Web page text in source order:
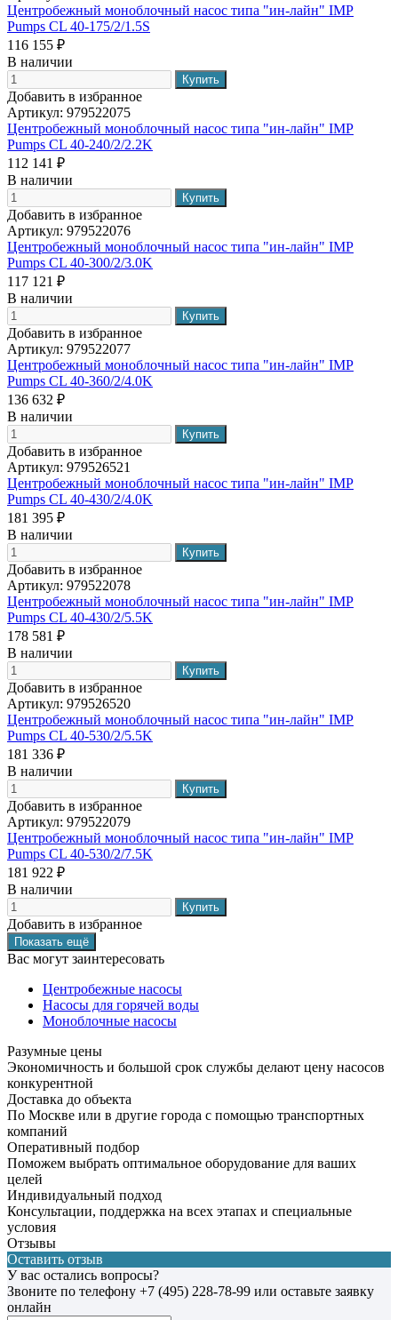
Центробежный моноблочный насос типа "ин-лайн" IMP
Pumps CL 40-175/2/1.5S
116 155 ₽
В наличии
Добавить в избранное
Артикул: 979522075
Центробежный моноблочный насос типа "ин-лайн" IMP
Pumps CL 40-240/2/2.2K
112 141 ₽
В наличии
Добавить в избранное
Артикул: 979522076
Центробежный моноблочный насос типа "ин-лайн" IMP
Pumps CL 40-300/2/3.0K
117 121 ₽
В наличии
Добавить в избранное
Артикул: 979522077
Центробежный моноблочный насос типа "ин-лайн" IMP
Pumps CL 40-360/2/4.0K
136 632 ₽
В наличии
Добавить в избранное
Артикул: 979526521
Центробежный моноблочный насос типа "ин-лайн" IMP
Pumps CL 40-430/2/4.0K
181 395 ₽
В наличии
Добавить в избранное
Артикул: 979522078
Центробежный моноблочный насос типа "ин-лайн" IMP
Pumps CL 40-430/2/5.5K
178 581 ₽
В наличии
Добавить в избранное
Артикул: 979526520
Центробежный моноблочный насос типа "ин-лайн" IMP
Pumps CL 40-530/2/5.5K
181 336 ₽
В наличии
Добавить в избранное
Артикул: 979522079
Центробежный моноблочный насос типа "ин-лайн" IMP
Pumps CL 40-530/2/7.5K
181 922 ₽
В наличии
Добавить в избранное
Вас могут заинтересовать
Центробежные насосы
Насосы для горячей воды
Моноблочные насосы
Разумные цены
Экономичность и большой срок службы делают цену насосов
конкурентной
Доставка до объекта
По Москве или в другие города с помощью транспортных
компаний
Оперативный подбор
Поможем выбрать оптимальное оборудование для ваших
целей
Индивидуальный подход
Консультации, поддержка на всех этапах и специальные
условия
Отзывы
Оставить отзыв
У вас остались вопросы?
Звоните по телефону +7 (495) 228-78-99 или оставьте заявку
онлайн